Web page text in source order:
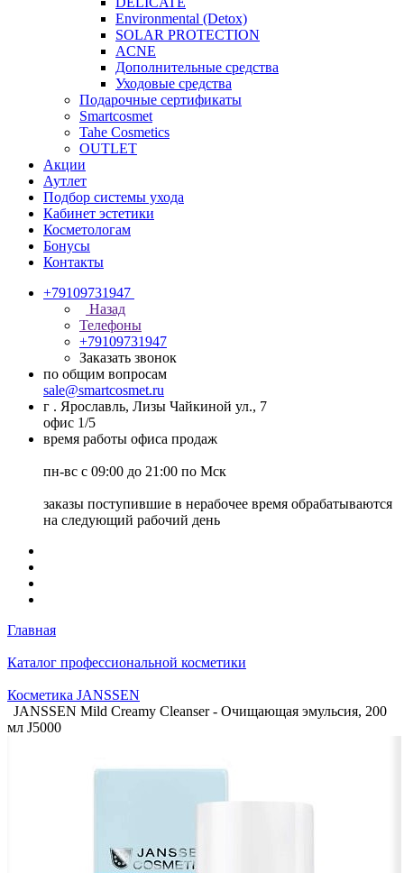
Environmental (Detox)
SOLAR PROTECTION
АCNE
Дополнительные средства
Уходовые средства
Подарочные сертификаты
Smartcosmet
Tahe Cosmetics
OUTLET
Акции
Аутлет
Подбор системы ухода
Кабинет эстетики
Косметологам
Бонусы
Контакты
+79109731947
Назад
Телефоны
+79109731947
Заказать звонок
по общим вопросам
sale@smartcosmet.ru
г . Ярославль, Лизы Чайкиной ул., 7
офис 1/5
время работы офиса продаж
пн-вс с 09:00 до 21:00 по Мск
заказы поступившие в нерабочее время обрабатываются
на следующий рабочий день
Главная
Каталог профессиональной косметики
Косметика JANSSEN
JANSSEN Mild Creamy Cleanser - Очищающая эмульсия, 200
мл J5000